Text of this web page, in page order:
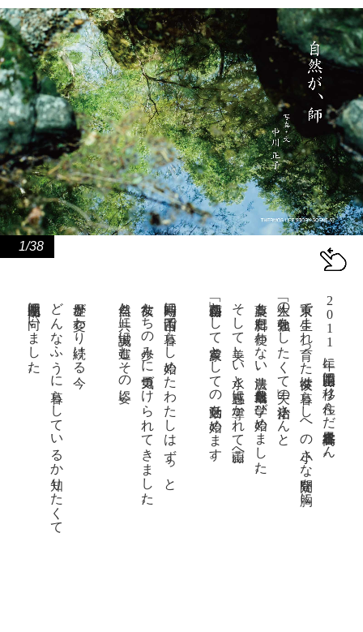
1/38
2011年に岡山県蒜山に移り住んだ高谷絵里香さん。
東京で生まれ育った彼女は暮らしへの小さな疑問を胸に
「人生の勉強をしたくて」夫の祐治さんと
農薬も肥料も使わない農法、自然栽培を学び始めました。
そして美しい水と直感に導かれて蒜山へ。
「蒜山耕藝」として農家としての活動を始めます。
同時期に岡山市で暮らし始めたわたしはずっと
彼女たちの歩みに勇気づけられてきました。
自然と共に誠実に進むその姿に。
世界が変わり続ける今
どんなふうに暮らしているか知りたくて
岡山県北部に向いました。